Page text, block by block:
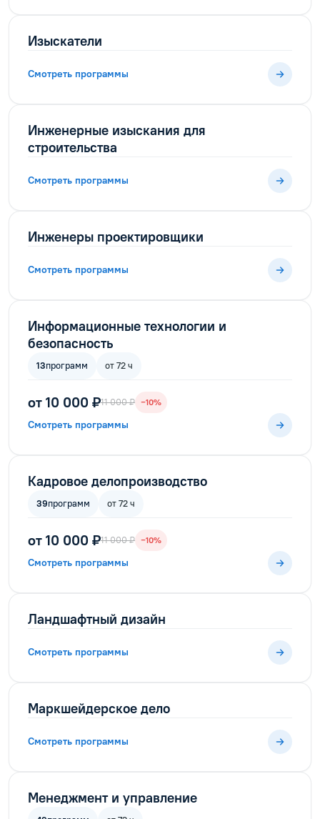
Изыскатели
Смотреть программы
Инженерные изыскания для
строительства
Смотреть программы
Инженеры проектировщики
Смотреть программы
Информационные технологии и
безопасность
13программ от 72 ч
от 10 000 ₽11 000 ₽ −10%
Смотреть программы
Кадровое делопроизводство
39программ от 72 ч
от 10 000 ₽11 000 ₽ −10%
Смотреть программы
Ландшафтный дизайн
Смотреть программы
Маркшейдерское дело
Смотреть программы
Менеджмент и управление